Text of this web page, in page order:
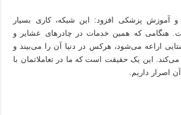
و آموزش پزشکی افزود: این شبکه، کاری بسیار
هنگامی که همین خدمات در چادرهای عشایر و
اراعه می‌شود، هرکس در دنیا آن را می‌بیند و
می‌کند. این یک حقیقت است که ما در تعاملاتمان با
اصرار داریم.